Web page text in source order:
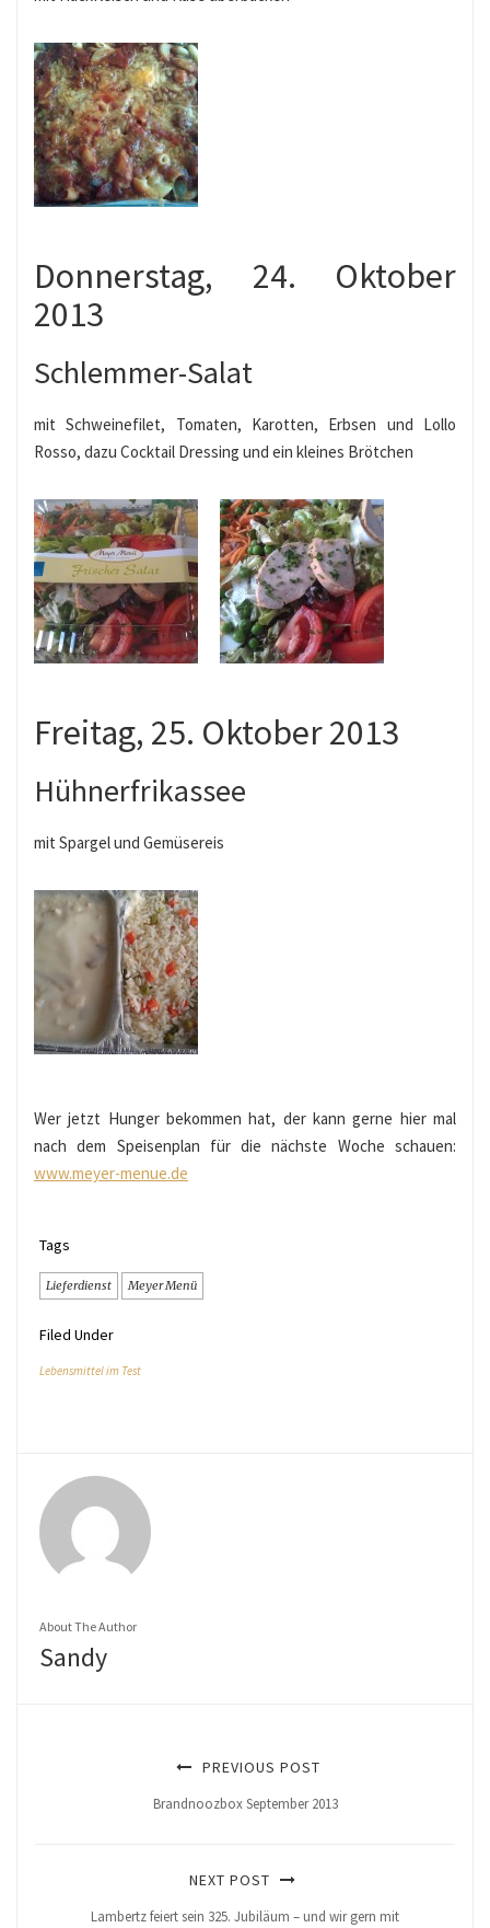
Donnerstag, 24. Oktober
2013
Schlemmer-Salat
mit Schweinefilet, Tomaten, Karotten, Erbsen und Lollo
Rosso, dazu Cocktail Dressing und ein kleines Brötchen
Freitag, 25. Oktober 2013
Hühnerfrikassee
mit Spargel und Gemüsereis
Wer jetzt Hunger bekommen hat, der kann gerne hier mal
nach dem Speisenplan für die nächste Woche schauen:
www.meyer-menue.de
Tags
Lieferdienst Meyer Menü
Filed Under
Lebensmittel im Test
About The Author
Sandy
PREVIOUS POST
Brandnoozbox September 2013
NEXT POST
Lambertz feiert sein 325. Jubiläum – und wir gern mit